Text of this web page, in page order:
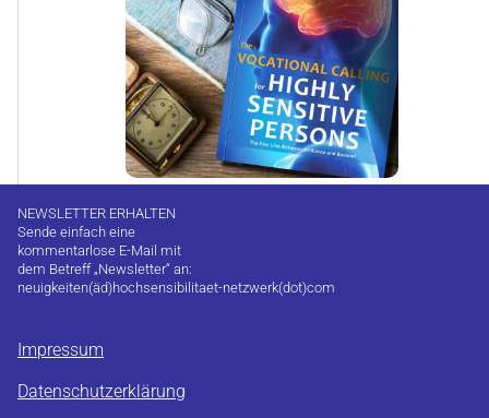
NEWSLETTER ERHALTEN
Sende einfach eine
kommentarlose E-Mail mit
dem Betreff „Newsletter“ an:
neuigkeiten(äd)hochsensibilitaet-netzwerk(dot)com
Impressum
Datenschutzerklärung